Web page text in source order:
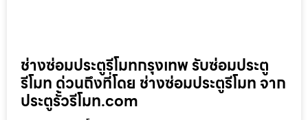
ช่างซ่อมประตูรีโมทกรุงเทพ รับซ่อมประตู
รีโมท ด่วนถึงที่โดย ช่างซ่อมประตูรีโมท จาก
ประตูรั้วรีโมท.com